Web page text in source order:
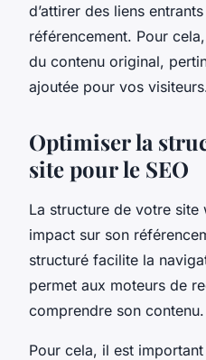
d’attirer des liens
référencement. Pour
du contenu original,
ajoutée pour vos
Optimiser la
site pour le SEO
La structure de votre site
impact sur son
structuré facilite la
permet aux moteurs de
comprendre son contenu.
Pour cela, il est